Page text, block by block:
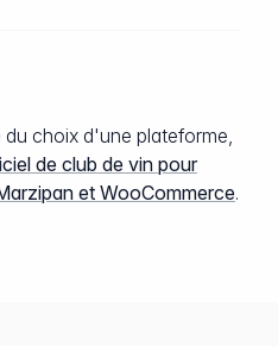
choix d'une plateforme,
de club de vin pour
et WooCommerce.